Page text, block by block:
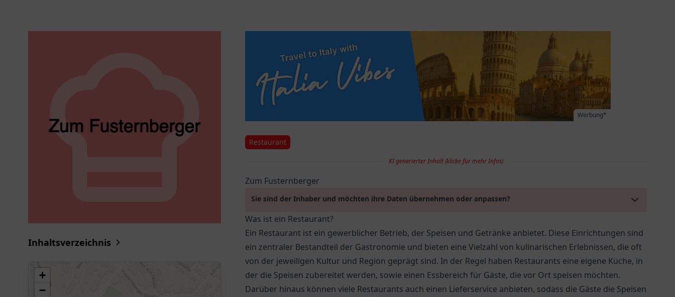
Inhaltsverzeichnis
+
−
Werbung*
Restaurant
KI generierter Inhalt (klicke für mehr Infos)
Zum Fusternberger
Sie sind der Inhaber und möchten ihre Daten übernehmen oder anpassen?
Was ist ein Restaurant?
Ein Restaurant ist ein gewerblicher Betrieb, der Speisen und Getränke anbietet. Diese Einrichtungen sind
ein zentraler Bestandteil der Gastronomie und bieten eine Vielzahl von kulinarischen Erlebnissen, die oft
von der jeweiligen Kultur und Region geprägt sind. In der Regel haben Restaurants eine eigene Küche, in
der die Speisen zubereitet werden, sowie einen Essbereich für Gäste, die vor Ort speisen möchten.
Darüber hinaus können viele Restaurants auch einen Lieferservice anbieten, sodass die Gäste die Speisen